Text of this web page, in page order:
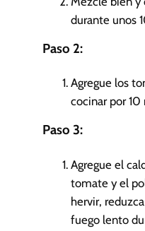
durante unos
Paso 2:
Agregue los
cocinar por
Paso 3:
Agregue el
tomate y el
hervir,
fuego lento